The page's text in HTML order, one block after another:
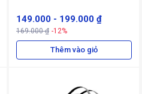
149.000 - 199.000 ₫
169.000 ₫ -12%
Thêm vào giỏ